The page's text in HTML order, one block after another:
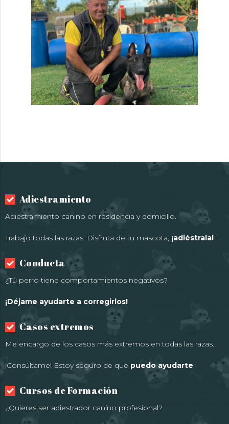
Adiestramiento
Adiestramiento canino en residencia y domicilio.
Trabajo todas las razas. Disfruta de tu mascota, ¡adiéstrala!
Conducta
¿Tú perro tiene comportamientos negativos?
¡Déjame ayudarte a corregirlos!
Casos extremos
Me encargo de los casos más extremos en todas las razas.
¡Consúltame! Estoy seguro de que puedo ayudarte.
Cursos de Formación
¿Quieres ser adiestrador canino profesional?